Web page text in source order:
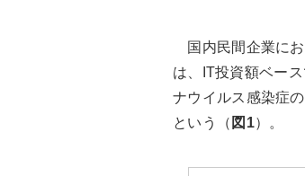
国内民間企業にお
は、IT投資額ベー
ナウイルス感染症
という（ 図1）。